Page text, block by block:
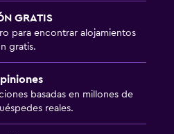
GRATIS
para encontrar alojamientos
gratis.
basadas en millones de
reales.